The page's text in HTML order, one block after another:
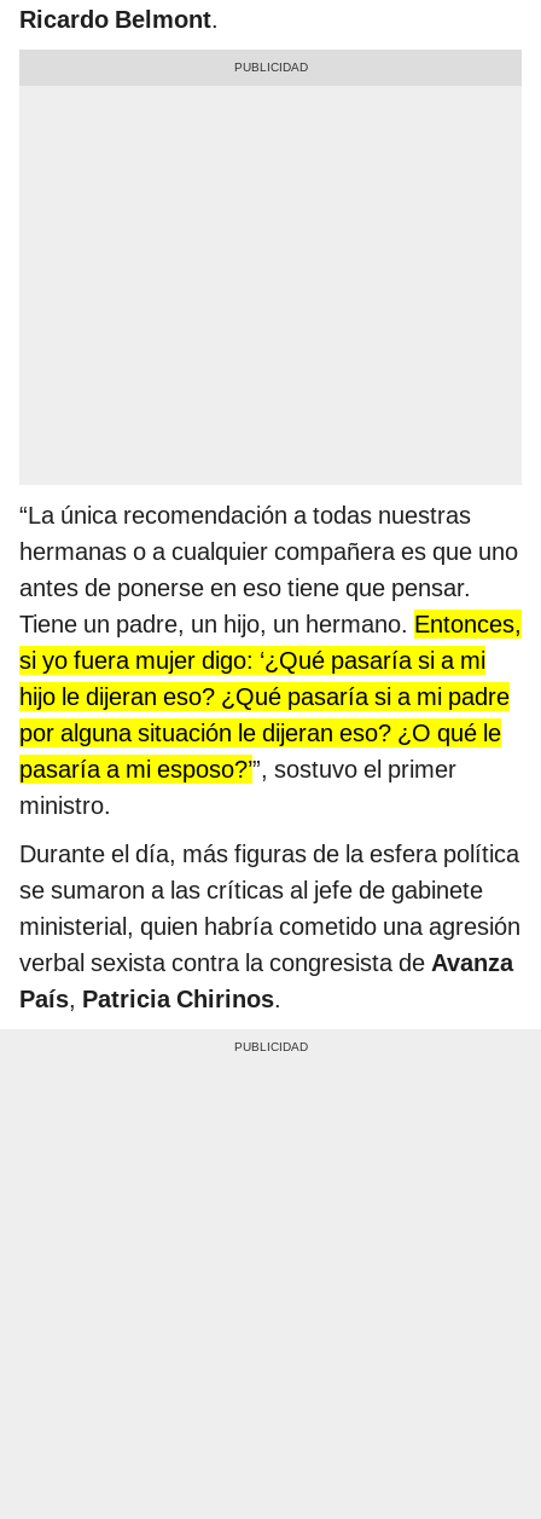
Ricardo Belmont.
“La única recomendación a todas nuestras
hermanas o a cualquier compañera es que uno
antes de ponerse en eso tiene que pensar.
Tiene un padre, un hijo, un hermano. Entonces,
si yo fuera mujer digo: ‘¿Qué pasaría si a mi
hijo le dijeran eso? ¿Qué pasaría si a mi padre
por alguna situación le dijeran eso? ¿O qué le
pasaría a mi esposo?’”, sostuvo el primer
ministro.
Durante el día, más figuras de la esfera política
se sumaron a las críticas al jefe de gabinete
ministerial, quien habría cometido una agresión
verbal sexista contra la congresista de Avanza
País, Patricia Chirinos.